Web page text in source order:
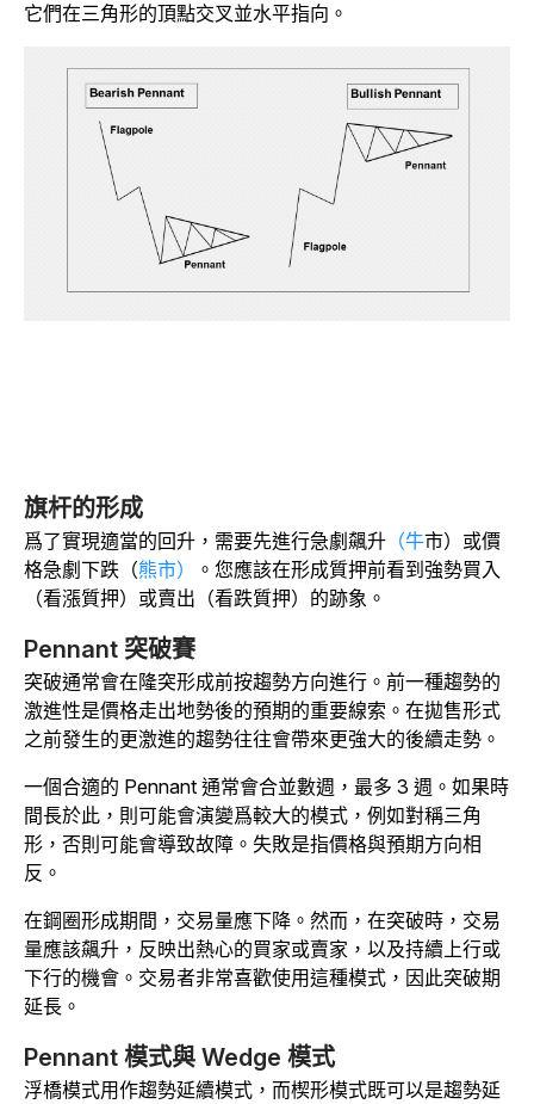
它們在三角形的頂點交叉並水平指向。
旗杆的形成
爲了實現適當的回升，需要先進行急劇飆升 （牛市）或價
格急劇下跌（熊市）
。您應該在形成質押前看到強勢買入
（看漲質押）或賣出（看跌質押）的跡象。
Pennant 突破賽
突破通常會在隆突形成前按趨勢方向進行。前一種趨勢的
激進性是價格走出地勢後的預期的重要線索。在拋售形式
之前發生的更激進的趨勢往往會帶來更強大的後續走勢。
一個合適的 Pennant 通常會合並數週，最多 3 週。如果時
間長於此，則可能會演變爲較大的模式，例如對稱三角
形，否則可能會導致故障。失敗是指價格與預期方向相
反。
在鋼圈形成期間，交易量應下降。然而，在突破時，交易
量應該飆升，反映出熱心的買家或賣家，以及持續上行或
下行的機會。交易者非常喜歡使用這種模式，因此突破期
延長。
Pennant 模式與 Wedge 模式
浮橋模式用作趨勢延續模式，而楔形模式既可以是趨勢延